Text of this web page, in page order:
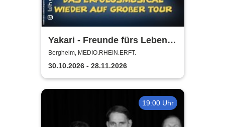
Yakari - Freunde fürs Leben -
Das Musical für die ganze
Familie
Bergheim, MEDIO.RHEIN.ERFT.
30.10.2026 - 28.11.2026
19:00 Uhr